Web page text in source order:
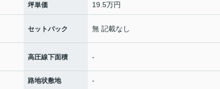
坪単価 19.5万円
セットバック 無 記載なし
高圧線下面積 -
路地状敷地 -